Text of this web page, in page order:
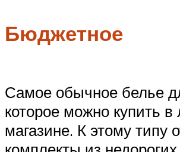
Бюджетное
Самое обычное белье
которое можно купить
магазине. К этому типу